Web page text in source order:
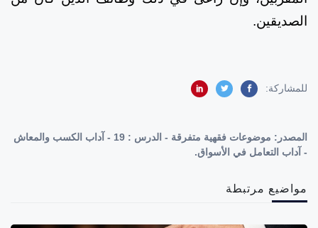
الصديقين.
للمشاركة:
المصدر:
موضوعات فقهية متفرقة - الدرس : 19 - آداب الكسب والمعاش
- آداب التعامل في الأسواق.
مواضيع مرتبطة